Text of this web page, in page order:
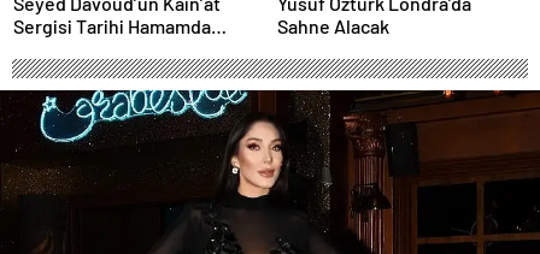
Sergisi Tarihi Hamamda
Sahne Alacak